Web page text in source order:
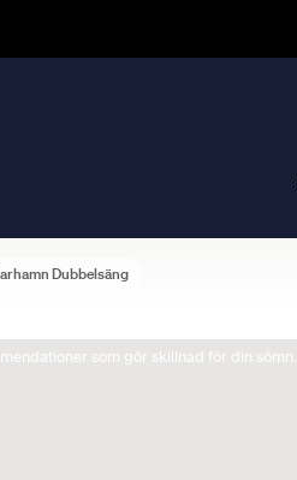
som gör skillnad för din sömn.
Dubbelsäng